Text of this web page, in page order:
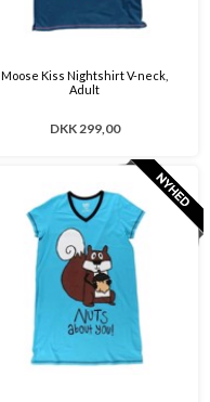
Moose Kiss Nightshirt V-neck,
Adult
DKK 299,00